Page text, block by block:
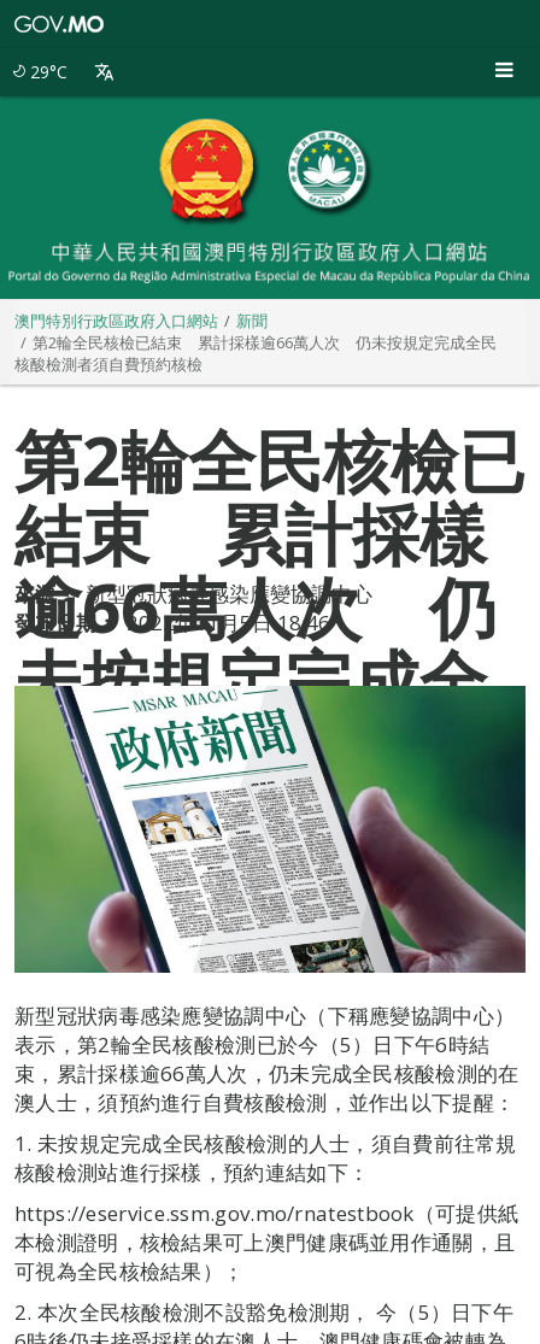
29°C
澳門特別行政區政府入口網站
新聞
第2輪全民核檢已結束 累計採樣逾66萬人次 仍未按規定完成全民
核酸檢測者須自費預約核檢
第2輪全民核檢已
結束 累計採樣
逾66萬人次 仍
未按規定完成全
民核酸檢測者須
自費預約核檢
來源： 新型冠狀病毒感染應變協調中心
發布日期： 2022年11月5日 18:46
新型冠狀病毒感染應變協調中心（下稱應變協調中心）
表示，第2輪全民核酸檢測已於今（5）日下午6時結
束，累計採樣逾66萬人次，仍未完成全民核酸檢測的在
澳人士，須預約進行自費核酸檢測，並作出以下提醒：
1. 未按規定完成全民核酸檢測的人士，須自費前往常規
核酸檢測站進行採樣，預約連結如下：
https://eservice.ssm.gov.mo/rnatestbook（可提供紙
本檢測證明，核檢結果可上澳門健康碼並用作通關，且
可視為全民核檢結果）；
2. 本次全民核酸檢測不設豁免檢測期， 今（5）日下午